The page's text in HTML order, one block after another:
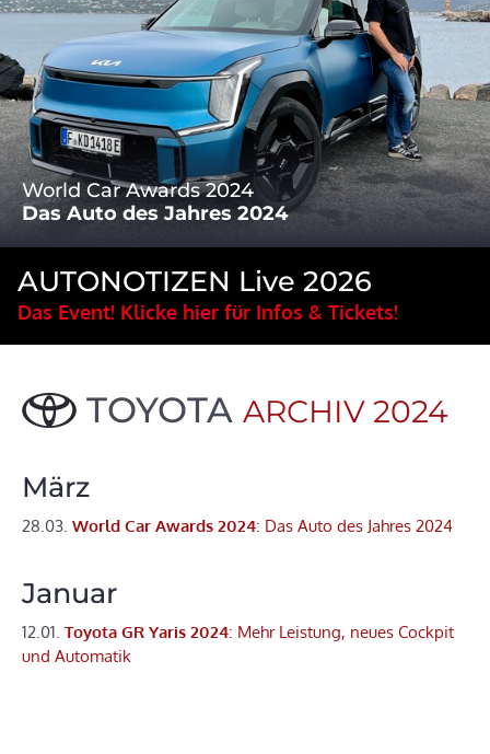
World Car Awards 2024
Das Auto des Jahres 2024
AUTONOTIZEN Live 2026
Das Event! Klicke hier für Infos & Tickets!
TOYOTA ARCHIV 2024
März
28.03. World Car Awards 2024: Das Auto des Jahres 2024
Januar
12.01. Toyota GR Yaris 2024: Mehr Leistung, neues Cockpit
und Automatik